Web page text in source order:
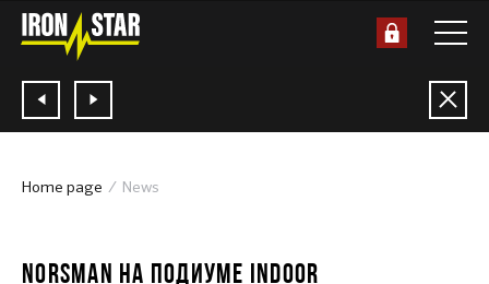
Home page News
NORSMAN НА ПОДИУМЕ INDOOR